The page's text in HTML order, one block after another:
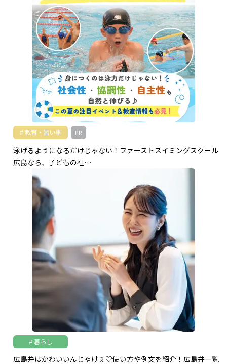
教育・習い事 PR
泳げるようになるだけじゃない！ファーストスイミングスクール
広島なら、子どもの社…
暮らし
広島弁はかわいいんじゃけぇ♡使い方や例文を紹介！広島弁一覧